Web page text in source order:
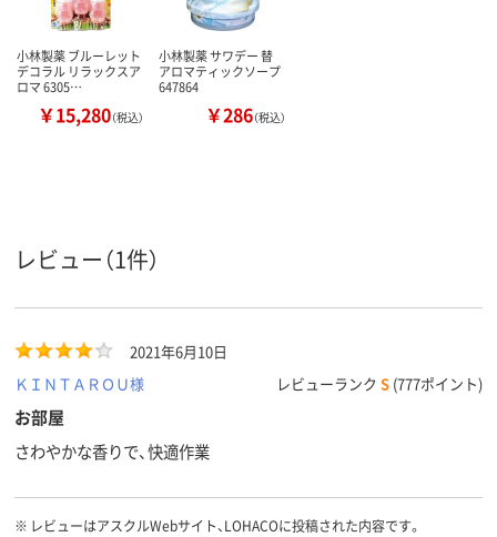
小林製薬 ブルーレット
デコラル リラックスア
ロマ 6305…
￥15,280（税込）
小林製薬 サワデー 替
アロマティックソープ
647864
￥286（税込）
レビュー（1件）
2021年6月10日
ＫＩＮＴＡＲＯＵ様
レビューランク S (777ポイント)
お部屋
さわやかな香りで、快適作業
※ レビューはアスクルWebサイト、LOHACOに投稿された内容です。